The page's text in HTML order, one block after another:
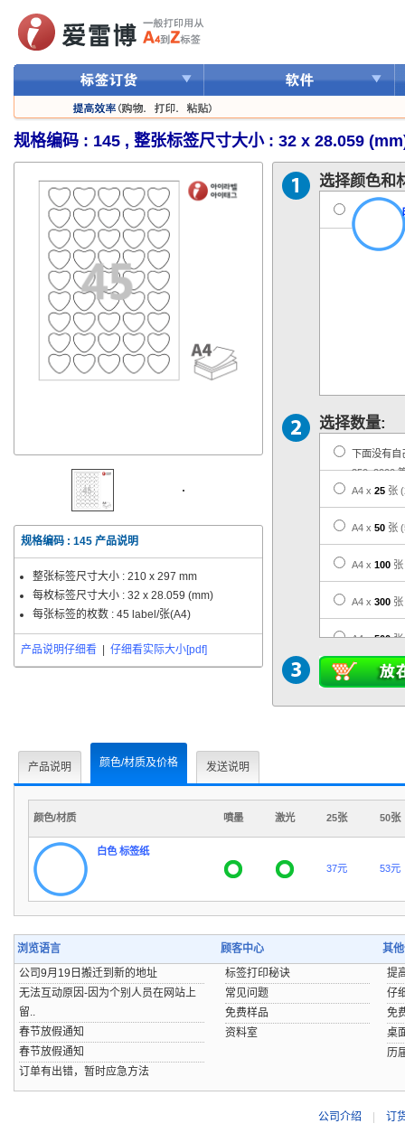
规格编码 : 145 , 整张标签尺寸大小 : 32 x 28.059
规格编码 : 145 产品说明
整张标签尺寸大小 : 210 x 297 mm
每枚标签尺寸大小 : 32 x 28.059 (mm)
每张标签的枚数 : 45 label/张(A4)
产品说明仔细看 仔细看实际大小[pdf]
选择颜色和
选择数量:
下面没有自
350, 2000
A4 x 25 张
A4 x 50 张
A4 x 100 张
A4 x 300 张
A4 x500张
1,000
产品说明 颜色/材质及价格 发送说明
颜色/材质 噴墨 激光 25张 50张
白色 标签纸
37元
53元
浏览语言
公司9月19日搬迁到新的地址
无法互动原因-因为个别人员在网站上
留..
春节放假通知
春节放假通知
订单有出错，暂时应急方法
顾客中心
标签打印秘诀
常见问题
免费样品
资料室
其
提
仔
免
桌
历
公司介绍 订